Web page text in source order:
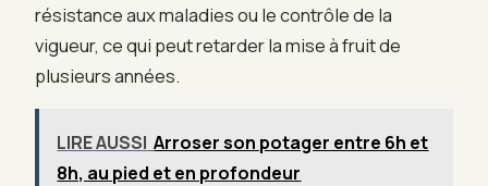
résistance aux maladies ou le contrôle de la
vigueur, ce qui peut retarder la mise à fruit de
plusieurs années.
LIRE AUSSI Arroser son potager entre 6h et
8h, au pied et en profondeur